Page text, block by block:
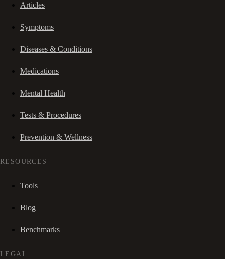
Articles
Symptoms
Diseases & Conditions
Medications
Mental Health
Tests & Procedures
Prevention & Wellness
RESOURCES
Tools
Blog
Benchmarks
LEGAL